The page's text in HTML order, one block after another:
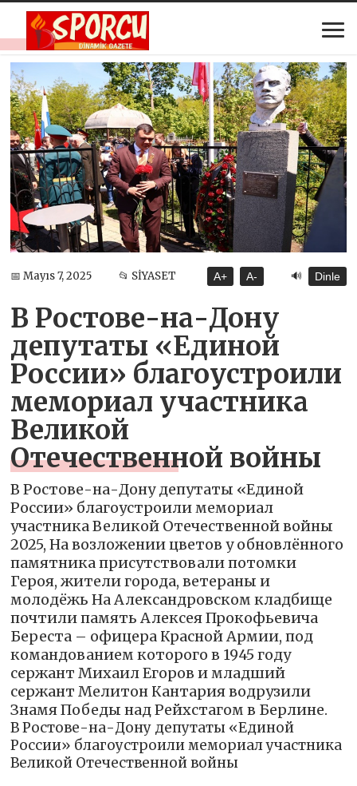
📅 Mayıs 7, 2025 📂 SİYASET A+ A- 🔊 Dinle
В Ростове-на-Дону
депутаты «Единой
России» благоустроили
мемориал участника
Великой
Отечественной войны
В Ростове-на-Дону депутаты «Единой
России» благоустроили мемориал
участника Великой Отечественной войны
2025, На возложении цветов у обновлённого
памятника присутствовали потомки
Героя, жители города, ветераны и
молодёжь На Александровском кладбище
почтили память Алексея Прокофьевича
Береста – офицера Красной Армии, под
командованием которого в 1945 году
сержант Михаил Егоров и младший
сержант Мелитон Кантария водрузили
Знамя Победы над Рейхстагом в Берлине.
В Ростове-на-Дону депутаты «Единой
России» благоустроили мемориал участника
Великой Отечественной войны